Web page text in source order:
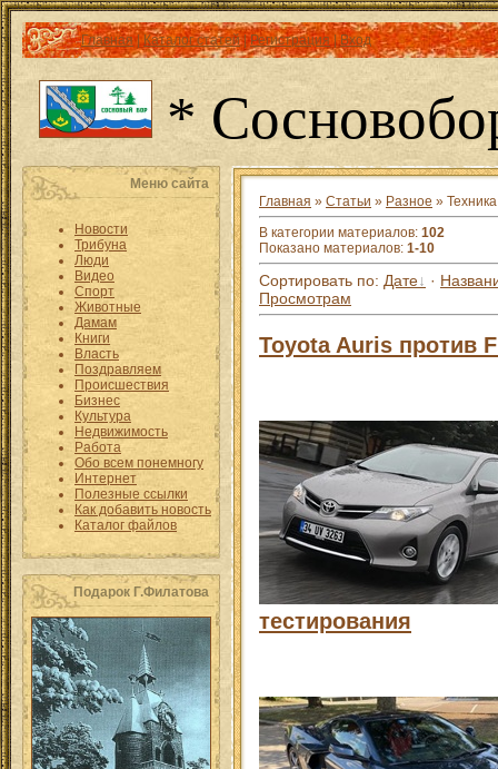
Главная|Каталог статей|Регистрация |Вход
*
Меню сайта
Новости
Трибуна
Люди
Видео
Спорт
Животные
Дамам
Книги
Власть
Поздравляем
Происшествия
Бизнес
Культура
Недвижимость
Работа
Обо всем понемногу
Интернет
Полезные ссылки
Как добавить новость
Каталог файлов
Подарок Г.Филатова
Главная » Статьи » Разное » Техника
В категории материалов: 102
Показано материалов: 1-10
Сортировать по: Дате ·
Просмотрам
Toyota Auris против
тестирования